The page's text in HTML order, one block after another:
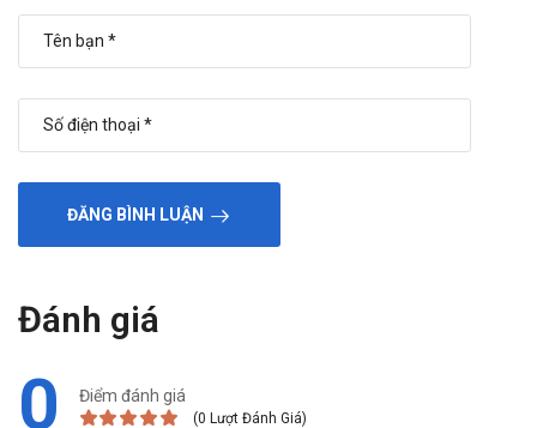
Mất điều hòa, mất thăng bằng, cơn
động kinh, đau đầu, mất ngủ
Đau bụng, đau bụng trên, tiêu chảy, buồn nôn, nôn
Phù thần kinh mạch, viêm da, ngứa, mày đay
gặp phải khi sử dụng.
Các tương tác dược động học: ít có khả năng tương tác thuốc
dẫn đến thay đổi dược động học của piracetam vì có khoảng
dạng không biến đổi.
ĐĂNG BÌNH LUẬN
Đánh giá
0 Điểm đánh giá
(0 Lượt Đánh Giá)